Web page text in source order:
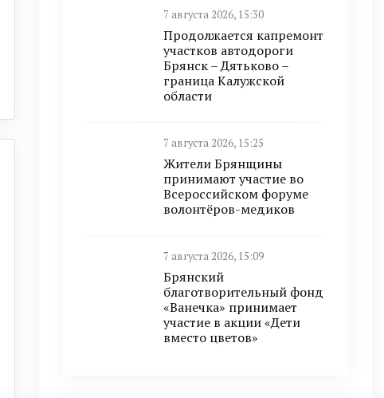
7 августа 2026, 15:30
Продолжается капремонт
участков автодороги
Брянск – Дятьково –
граница Калужской
области
7 августа 2026, 15:25
Жители Брянщины
принимают участие во
Всероссийском форуме
волонтёров-медиков
7 августа 2026, 15:09
Брянский
благотворительный фонд
«Ванечка» принимает
участие в акции «Дети
вместо цветов»